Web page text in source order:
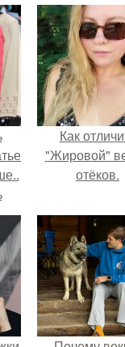
Как
"Жировой"
отёков.